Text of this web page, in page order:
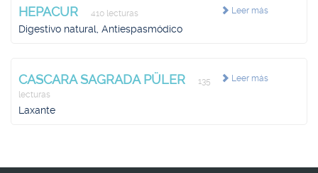
Leer más
HEPACUR 410 lecturas
Digestivo natural, Antiespasmódico
Leer más
CASCARA SAGRADA PÜLER
135
lecturas
Laxante